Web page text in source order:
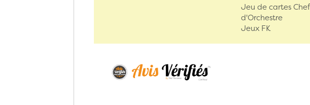
Jeu de cartes Chef
d'Orchestre
Jeux FK